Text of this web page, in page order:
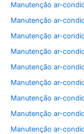
Manutenção ar-
Manutenção ar-
Manutenção ar-
Manutenção ar-
Manutenção ar-
Manutenção ar-
Manutenção ar-
Manutenção ar-
Manutenção ar-